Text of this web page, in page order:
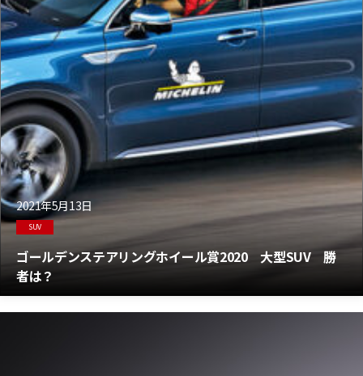
2021年5月13日
SUV
ゴールデンステアリングホイール賞2020 大型SUV 勝
者は？